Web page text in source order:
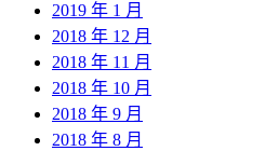
2019 年 1 月
2018 年 12 月
2018 年 11 月
2018 年 10 月
2018 年 9 月
2018 年 8 月